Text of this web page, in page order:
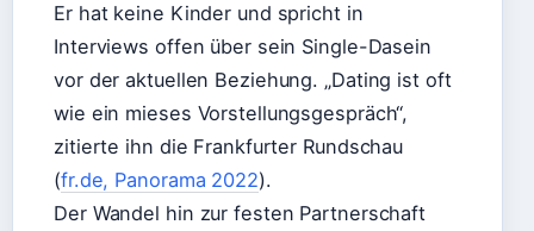
Er hat keine Kinder und spricht in
Interviews offen über sein Single-Dasein
vor der aktuellen Beziehung. „Dating ist oft
wie ein mieses Vorstellungsgespräch“,
zitierte ihn die Frankfurter Rundschau
(fr.de, Panorama 2022).
Der Wandel hin zur festen Partnerschaft